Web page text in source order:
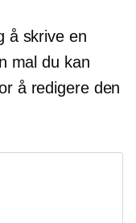
å skrive en
mal du kan
å redigere den